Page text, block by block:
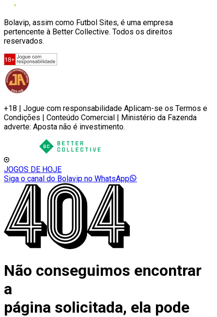
Bolavip, assim como Futbol Sites, é uma empresa
pertencente à Better Collective. Todos os direitos
reservados.
+18 | Jogue com responsabilidade Aplicam-se os Termos e
Condições | Conteúdo Comercial | Ministério da Fazenda
adverte: Aposta não é investimento.
JOGOS DE HOJE
Siga o canal do Bolavip no WhatsApp
Não conseguimos encontrar
a
página solicitada, ela pode